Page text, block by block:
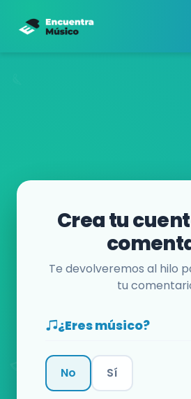
Crea tu
Te devolveremos al hilo
tu
¿Eres músico?
No Sí